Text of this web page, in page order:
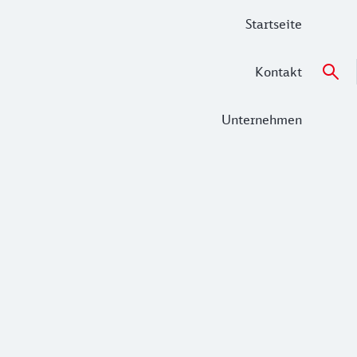
Startseite
Kontakt
Unternehmen